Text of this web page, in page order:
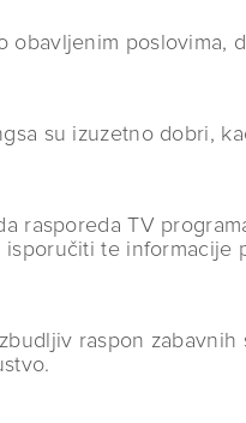
obavljenim poslovima,
su izuzetno dobri,
rasporeda TV
te informacije
raspon